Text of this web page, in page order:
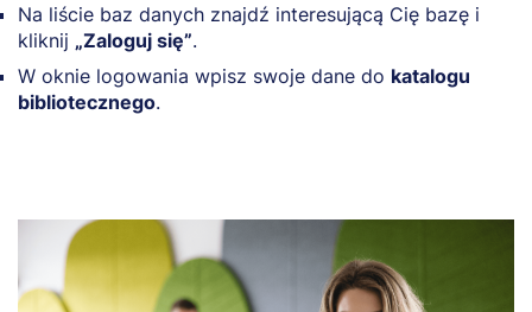
Na liście baz danych znajdź interesującą Cię bazę i
kliknij „Zaloguj się”.
W oknie logowania wpisz swoje dane do katalogu
bibliotecznego.